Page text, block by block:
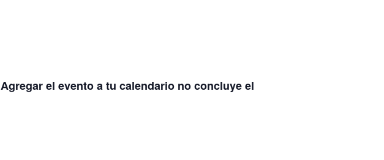
Agregar el evento a tu calendario no concluye el